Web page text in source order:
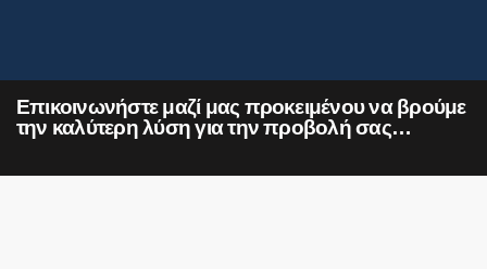
Επικοινωνήστε μαζί μας προκειμένου να βρούμε
την καλύτερη λύση για την προβολή σας…